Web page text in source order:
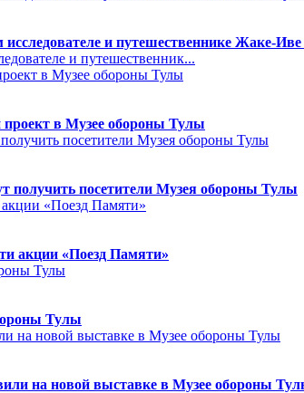
и путешественнике Жаке-
и путешественник...
проект в Музее обороны Тулы
получить посетители Музея обороны Тулы
акции «Поезд Памяти»
Тулы
на новой выставке в Музее обороны